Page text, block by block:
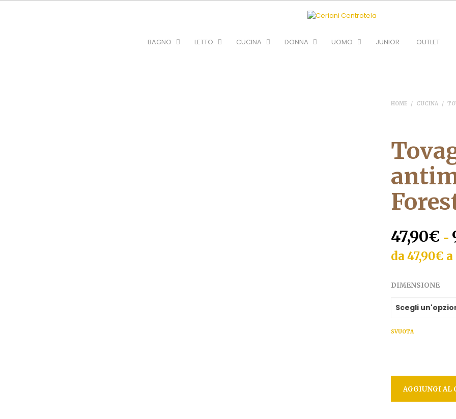
BAGNO LETTO CUCINA DONNA UOMO JUNIOR OUTLET
HOME / CUCINA /
47,90€ -
da 47,90€
DIMENSIONE
SVUOTA
AGGIUNGI AL